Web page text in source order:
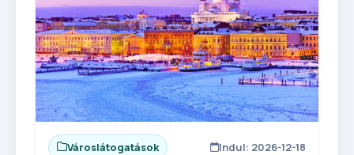
Városlátogatások Indul: 2026-12-18